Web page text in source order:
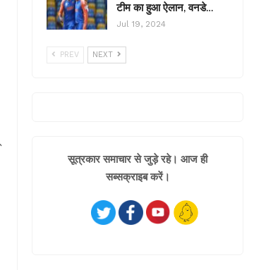
टीम का हुआ ऐलान, वनडे…
Jul 19, 2024
PREV NEXT
सूत्रकार समाचार से जुड़े रहे। आज ही
सब्सक्राइब करें।